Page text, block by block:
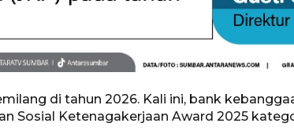
di tahun 2026. Kali ini, bank
Sosial Ketenagakerjaan Award 2025